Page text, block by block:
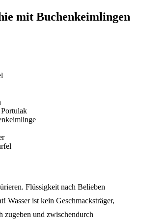
mit Buchenkeimlingen
Flüssigkeit nach Belieben
Wasser ist kein Geschmacksträger,
zugeben und zwischendurch